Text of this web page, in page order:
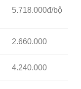
5.718.000đ/bộ
2.660.000
4.240.000